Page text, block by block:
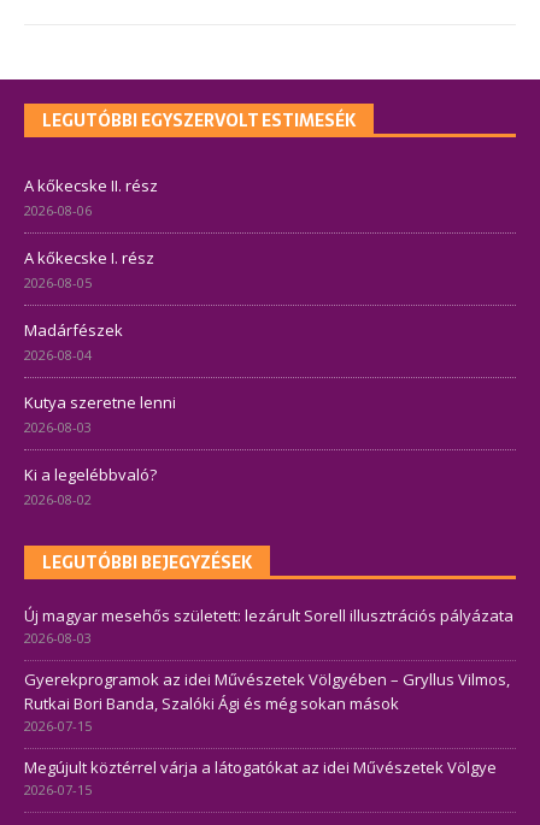
LEGUTÓBBI EGYSZERVOLT ESTIMESÉK
A kőkecske II. rész
2026-08-06
A kőkecske I. rész
2026-08-05
Madárfészek
2026-08-04
Kutya szeretne lenni
2026-08-03
Ki a legelébbvaló?
2026-08-02
LEGUTÓBBI BEJEGYZÉSEK
Új magyar mesehős született: lezárult Sorell illusztrációs pályázata
2026-08-03
Gyerekprogramok az idei Művészetek Völgyében – Gryllus Vilmos,
Rutkai Bori Banda, Szalóki Ági és még sokan mások
2026-07-15
Megújult köztérrel várja a látogatókat az idei Művészetek Völgye
2026-07-15